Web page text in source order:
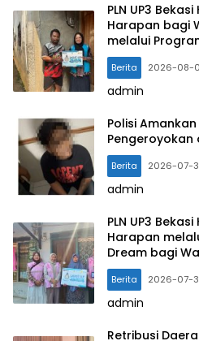
PLN UP3
Harapan bagi
melalui
Berita 2026-08-
admin
Polisi
Pengeroyokan
Berita 2026-07-
admin
PLN UP3
Harapan
Dream bagi
Berita 2026-07-
admin
Retribusi